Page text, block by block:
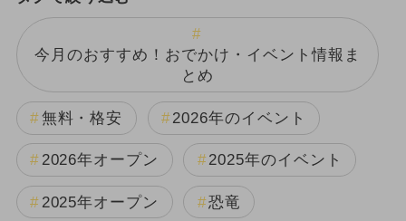
今月のおすすめ！おでかけ・イベント情報ま
とめ
無料・格安 2026年のイベント
2026年オープン 2025年のイベント
2025年オープン 恐竜